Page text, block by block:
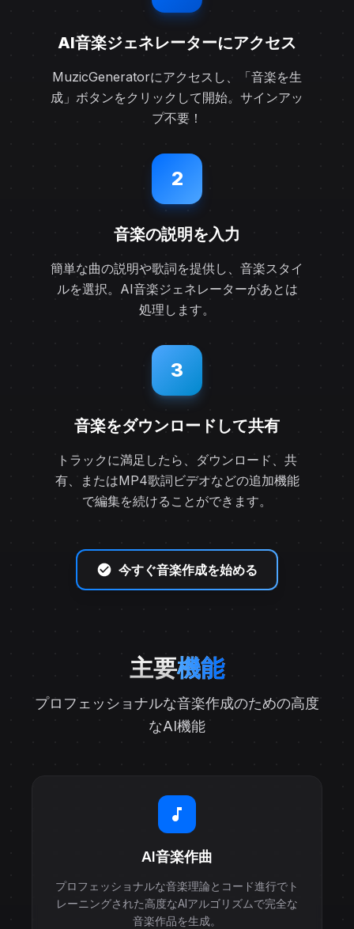
AI音楽ジェネレーターにアクセス
MuzicGeneratorにアクセスし、「音楽を生
成」ボタンをクリックして開始。サインアッ
プ不要！
2
音楽の説明を入力
簡単な曲の説明や歌詞を提供し、音楽スタイ
ルを選択。AI音楽ジェネレーターがあとは
処理します。
3
音楽をダウンロードして共有
トラックに満足したら、ダウンロード、共
有、またはMP4歌詞ビデオなどの追加機能
で編集を続けることができます。
今すぐ音楽作成を始める
主要機能
プロフェッショナルな音楽作成のための高度
なAI機能
AI音楽作曲
プロフェッショナルな音楽理論とコード進行でト
レーニングされた高度なAIアルゴリズムで完全な
音楽作品を生成。